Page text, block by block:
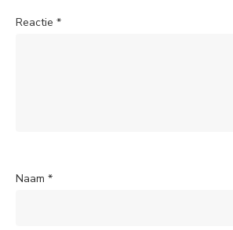
Reactie *
Naam *